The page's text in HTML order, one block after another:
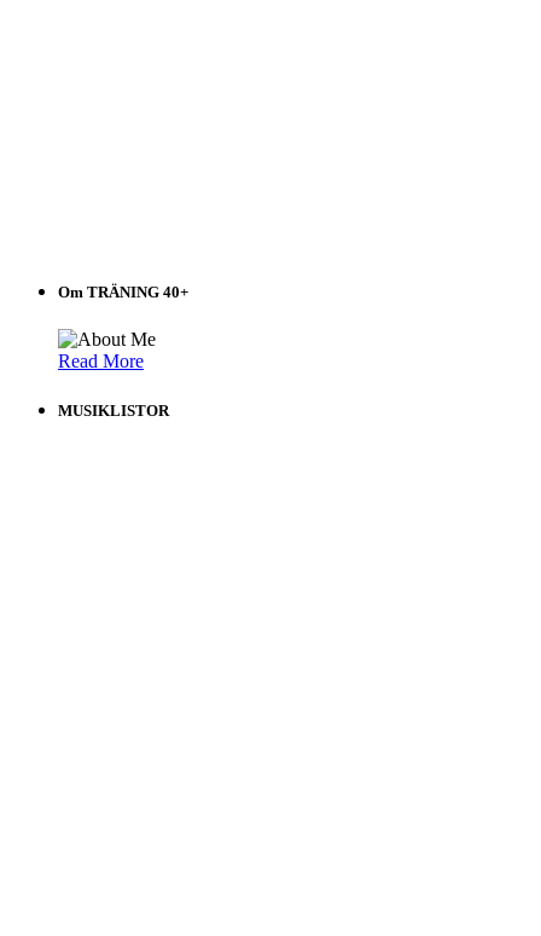
Om TRÄNING 40+
Read More
MUSIKLISTOR